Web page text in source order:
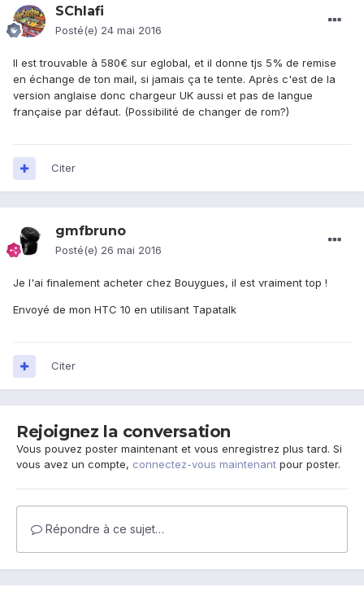
SChlafi
Posté(e) 24 mai 2016
Il est trouvable à 580€ sur eglobal, et il donne tjs 5% de remise
en échange de ton mail, si jamais ça te tente. Après c'est de la
version anglaise donc chargeur UK aussi et pas de langue
française par défaut. (Possibilité de changer de rom?)
Citer
gmfbruno
Posté(e) 26 mai 2016
Je l'ai finalement acheter chez Bouygues, il est vraiment top !
Envoyé de mon HTC 10 en utilisant Tapatalk
Citer
Rejoignez la conversation
Vous pouvez poster maintenant et vous enregistrez plus tard. Si
vous avez un compte, connectez-vous maintenant pour poster.
Répondre à ce sujet…